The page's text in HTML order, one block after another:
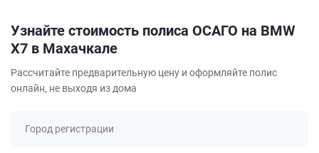
Узнайте стоимость полиса ОСАГО на BMW
X7 в Махачкале
Рассчитайте предварительную цену и оформляйте полис
онлайн, не выходя из дома
Город регистрации